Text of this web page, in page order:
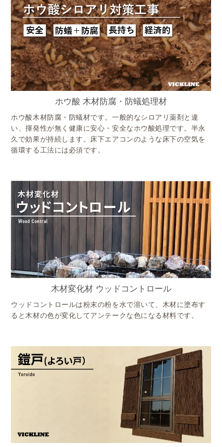
ホウ酸 木材防腐・防蟻処理材
ホウ酸木材防腐・防蟻材です。一般的なシロアリ薬剤と違
い、揮発性が無く健康に安心・安全なホウ酸処理です。半永
久で効果が持続します。床下エアコンのような床下の空気を
循環する工法には必須です。
木材変化材 ウッドコントロール
ウッドコントロールは粉末の粉を水で溶いて、木材に塗布す
ると木材の色が変化してアンテークな色になる材料です。